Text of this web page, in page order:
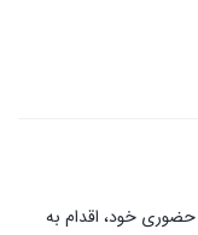
خود، اقدام به